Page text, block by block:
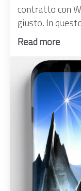
contratto con
giusto. In
Read more